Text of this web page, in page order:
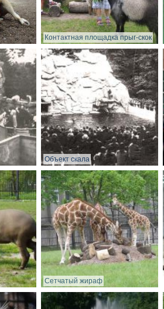
Контактная площадка прыг-скок
Объект скала
Сетчатый жираф